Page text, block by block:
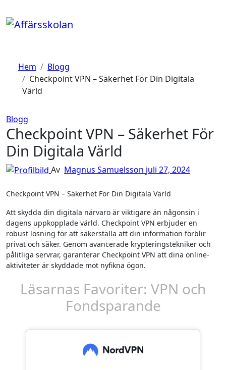
till
innehåll
Hem
Blogg
Checkpoint VPN – Säkerhet För Din Digitala
Värld
Blogg
Checkpoint VPN – Säkerhet För
Din Digitala Värld
Av Magnus Samuelsson juli 27, 2024
Checkpoint VPN – Säkerhet För Din Digitala Värld
Att skydda din digitala närvaro är viktigare än någonsin i
dagens uppkopplade värld. Checkpoint VPN erbjuder en
robust lösning för att säkerställa att din information förblir
privat och säker. Genom avancerade krypteringstekniker och
pålitliga servrar, garanterar Checkpoint VPN att dina online-
aktiviteter är skyddade mot nyfikna ögon.
Läsarnas Favoriter: VPN och
Fondsparande